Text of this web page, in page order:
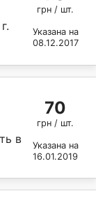
грн / шт.
Указана на
08.12.2017
в
70
грн / шт.
Указана на
16.01.2019